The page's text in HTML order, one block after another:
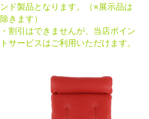
ンド製品となります。（※展示品は
除きます）
・割引はできませんが、当店ポイン
トサービスはご利用いただけます。